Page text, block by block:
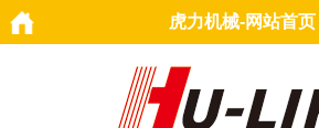
虎力机械-网站首页